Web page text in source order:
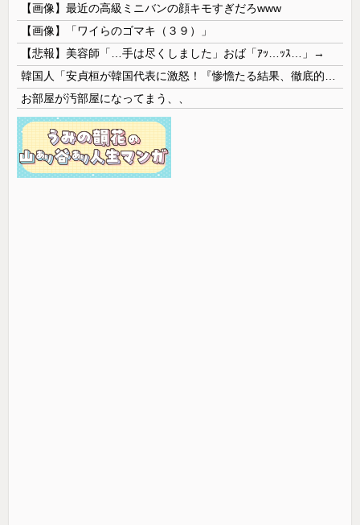
【画像】最近の高級ミニバンの顔キモすぎだろwww
【画像】「ワイらのゴマキ（３９）」
【悲報】美容師「…手は尽くしました」おば「ｱｯ…ｯｽ…」→
お部屋が汚部屋になってまう、、